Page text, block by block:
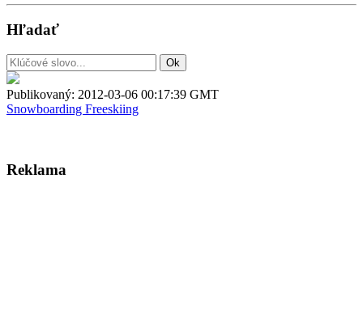
Hľadať
Publikovaný: 2012-03-06 00:17:39 GMT
Snowboarding Freeskiing
Reklama